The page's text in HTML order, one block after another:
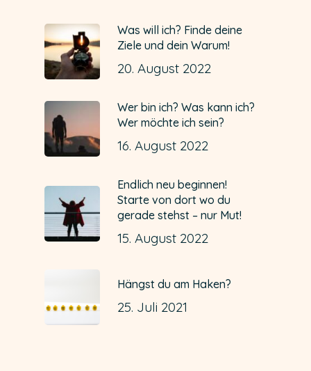
Was will ich? Finde deine
Ziele und dein Warum!
20. August 2022
Wer bin ich? Was kann ich?
Wer möchte ich sein?
16. August 2022
Endlich neu beginnen!
Starte von dort wo du
gerade stehst – nur Mut!
15. August 2022
Hängst du am Haken?
25. Juli 2021